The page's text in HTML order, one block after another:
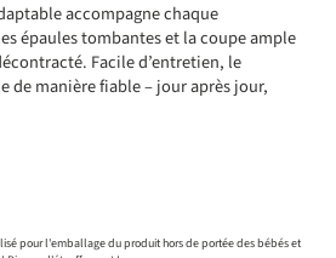
accompagne chaque
épaules tombantes et la coupe ample
Facile d’entretien, le
de manière fiable – jour après jour,
pour l'emballage du produit hors de portée des bébés et